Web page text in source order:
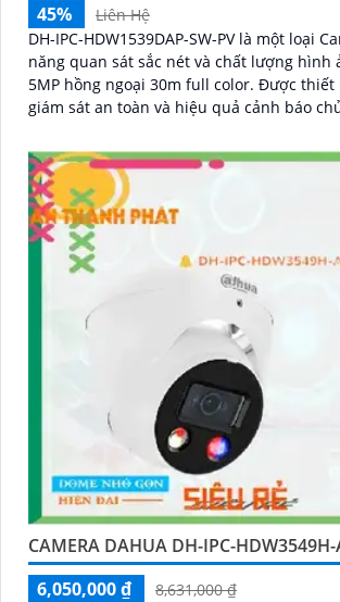
45%
Liên Hệ
DH-IPC-HDW1539DAP-SW-PV là một loại
năng quan sát sắc nét và chất lượng hình
5MP hồng ngoại 30m full color. Được thiết kế để đem lại trải nghiệm
giám sát an toàn và hiệu quả cảnh báo
CAMERA DAHUA DH-IPC-HDW3549H-
6,050,000 ₫
8,631,000 ₫